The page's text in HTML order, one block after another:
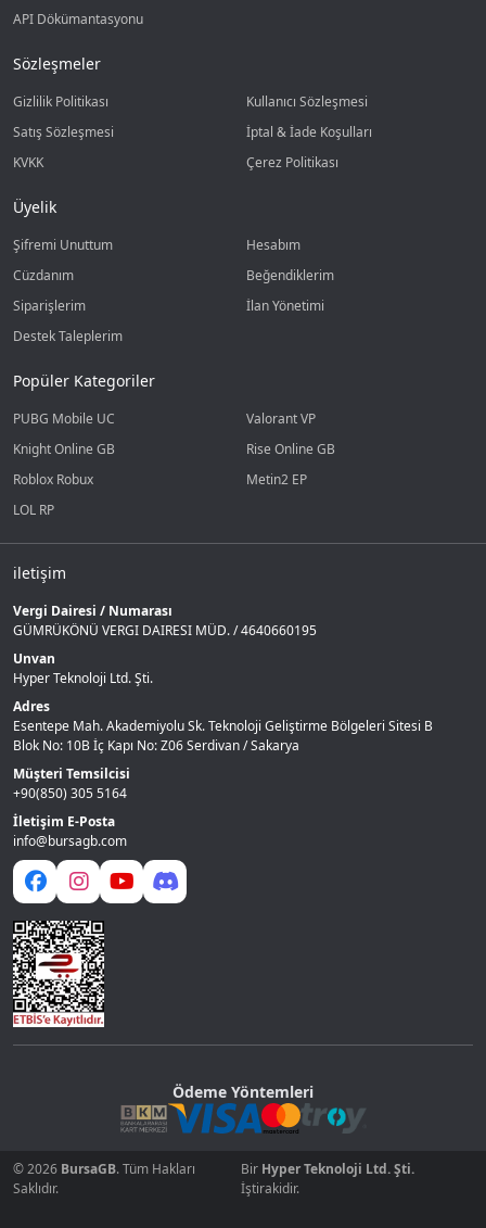
API Dökümantasyonu
Sözleşmeler
Gizlilik Politikası
Kullanıcı Sözleşmesi
Satış Sözleşmesi
İptal & İade Koşulları
KVKK
Çerez Politikası
Üyelik
Şifremi Unuttum
Hesabım
Cüzdanım
Beğendiklerim
Siparişlerim
İlan Yönetimi
Destek Taleplerim
Popüler Kategoriler
PUBG Mobile UC
Valorant VP
Knight Online GB
Rise Online GB
Roblox Robux
Metin2 EP
LOL RP
iletişim
Vergi Dairesi / Numarası
GÜMRÜKÖNÜ VERGI DAIRESI MÜD. / 4640660195
Unvan
Hyper Teknoloji Ltd. Şti.
Adres
Esentepe Mah. Akademiyolu Sk. Teknoloji Geliştirme Bölgeleri Sitesi B
Blok No: 10B İç Kapı No: Z06 Serdivan / Sakarya
Müşteri Temsilcisi
+90(850) 305 5164
İletişim E-Posta
info@bursagb.com
Ödeme Yöntemleri
© 2026 BursaGB. Tüm Hakları
Saklıdır.
Bir Hyper Teknoloji Ltd. Şti.
İştirakidir.